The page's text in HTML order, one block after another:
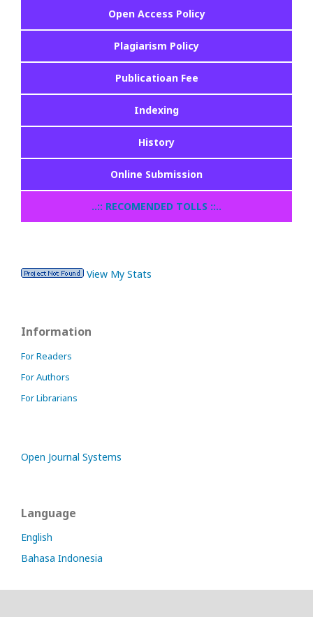
Open Access Policy
Plagiarism Policy
Publicatioan Fee
Indexing
History
Online Submission
..:: RECOMENDED TOLLS ::..
View My Stats
Information
For Readers
For Authors
For Librarians
Open Journal Systems
Language
English
Bahasa Indonesia